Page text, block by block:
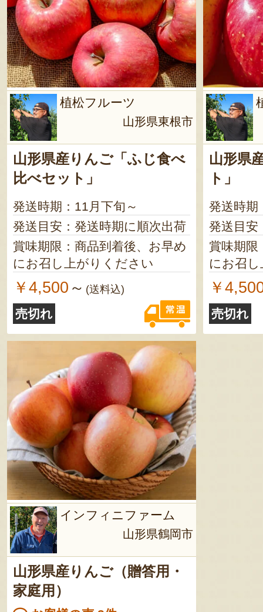
植松フルーツ
山形県東根市
山形県産りんご「ふじ食べ
比べセット」
発送時期：11月下旬～
発送目安：発送時期に順次出荷
賞味期限：商品到着後、お早め
にお召し上がりください
￥4,500 ～ (送料込)
売切れ
山形県
ト」
発送時期
発送目安
賞味期限
にお召
￥
売切れ
インフィニファーム
山形県鶴岡市
山形県産りんご（贈答用・
家庭用）